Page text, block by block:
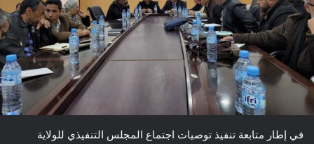
في إطار متابعة تنفيذ توصيات اجتماع المجلس التنفيذي للولاية